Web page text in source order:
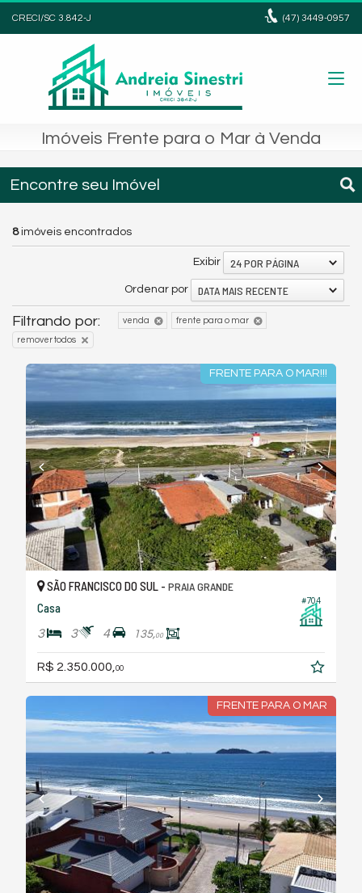
CRECI/SC 3.842-J (47)3449-0957
Imóveis Frente para o Mar à Venda
Encontre seu Imóvel
8imóveis encontrados
Exibir 24 POR PÁGINA
Ordenar por DATA MAIS RECENTE
Filtrando por: venda frente para o mar
remover todos
FRENTE PARA O MAR!!!
#704
SÃO FRANCISCO DO SUL - PRAIA GRANDE
Casa
3 3 4 135,00
R$ 2.350.000, 00
FRENTE PARA O MAR